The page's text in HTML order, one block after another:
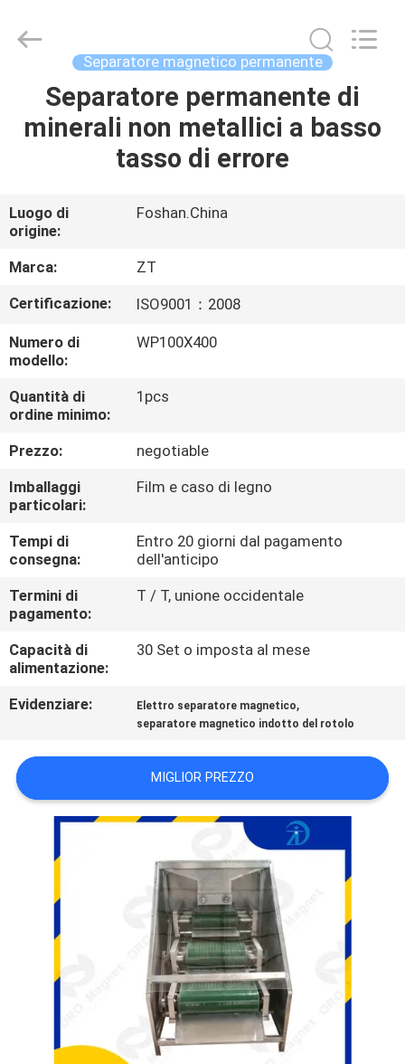
CASA
PRODOTTI
CIRCA
NOI
GIRO
DELLA
FABBRICA
CONTROLLO
DI
QUALITÀ
CONTATTICI
NOTIZIE
E
CONOSCENZE
CASI
MAPPA
DEL
PRIVACY
Machinery
Separatore magnetico permanente
Separatore permanente di
minerali non metallici a basso
tasso di errore
Luogo di
origine:
Foshan.China
Marca:
ZT
Certificazione:
ISO9001：2008
Numero di
modello:
WP100X400
Quantità di
ordine minimo:
1pcs
Prezzo:
negotiable
Imballaggi
particolari:
Film e caso di legno
Tempi di
consegna:
Entro 20 giorni dal pagamento
dell'anticipo
Termini di
pagamento:
T / T, unione occidentale
Capacità di
alimentazione:
30 Set o imposta al mese
Evidenziare: Elettro separatore magnetico,
separatore magnetico indotto del rotolo
MIGLIOR PREZZO